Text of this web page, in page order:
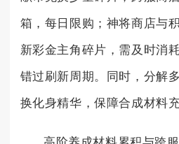
箱，每日限购；神将商店与
新彩金主角碎片，需及时消
错过刷新周期。同时，分解
换化身精华，保障合成材料充